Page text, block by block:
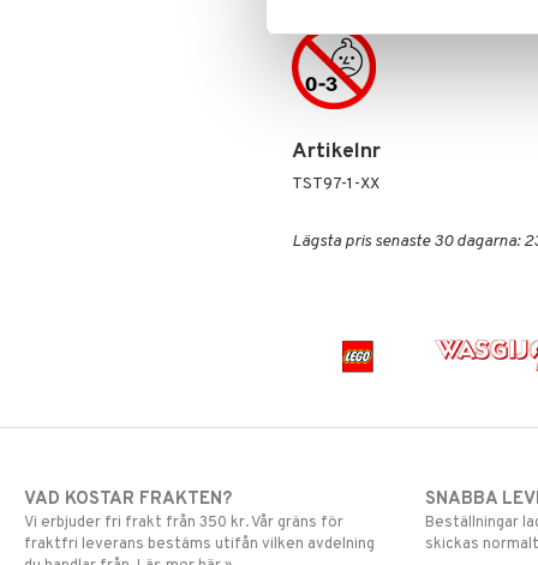
Artikelnr
TST97-1-XX
Lägsta pris senaste 30 dagarna:
VAD KOSTAR FRAKTEN?
Vi erbjuder fri frakt från 350 kr. Vår gräns för
fraktfri leverans bestäms utifån vilken avdelning
SNABBA
Beställningar
skickas